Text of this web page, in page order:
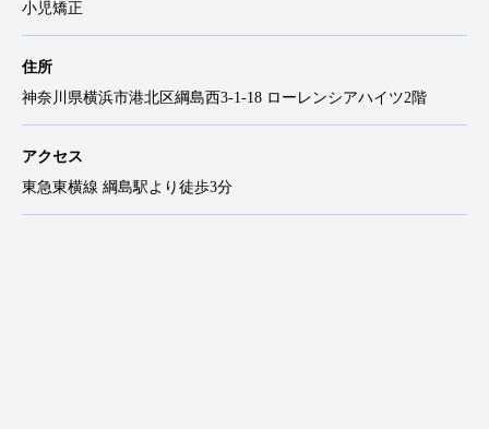
小児矯正
住所
神奈川県横浜市港北区綱島西3-1-18 ローレンシアハイツ2階
アクセス
東急東横線 綱島駅より徒歩3分